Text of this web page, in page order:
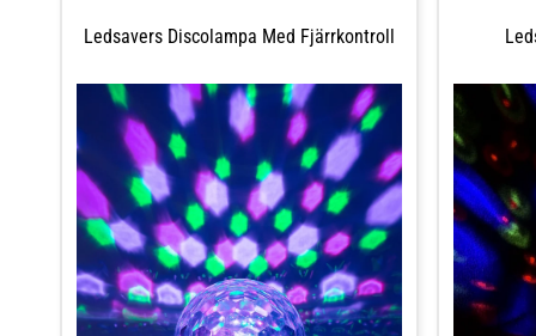
Ledsavers Discolampa Med Fjärrkontroll